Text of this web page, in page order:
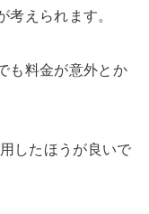
考えられます。
も料金が意外とか
したほうが良いで